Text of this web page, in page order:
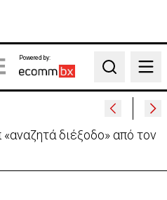
Powered by:
Search
διέξοδο» από τον